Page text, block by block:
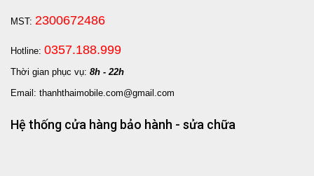
MST: 2300672486
Hotline: 0357.188.999
Thời gian phục vụ: 8h - 22h
Email: thanhthaimobile.com@gmail.com
Hệ thống cửa hàng bảo hành - sửa chữa